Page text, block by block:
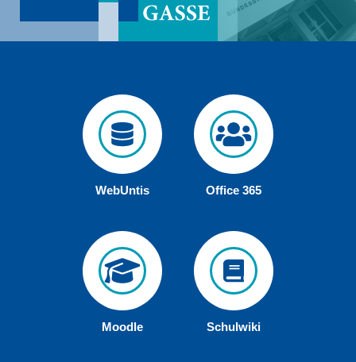
WebUntis Office 365
Moodle Schulwiki